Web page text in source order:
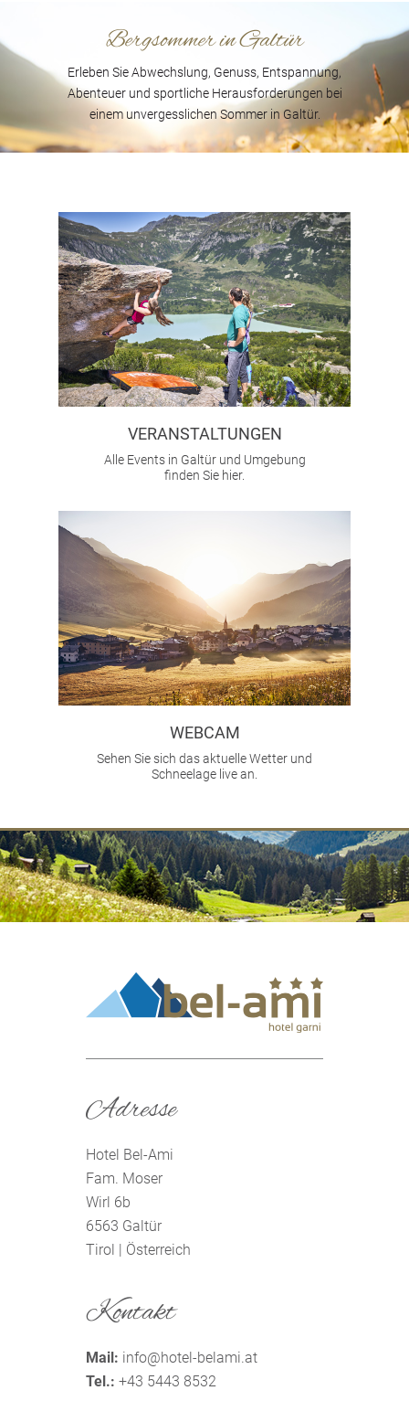
Bergsommer in Galtür
Erleben Sie Abwechslung, Genuss, Entspannung,
Abenteuer und sportliche Herausforderungen bei
einem unvergesslichen Sommer in Galtür.
VERANSTALTUNGEN
Alle Events in Galtür und Umgebung
finden Sie hier.
WEBCAM
Sehen Sie sich das aktuelle Wetter und
Schneelage live an.
Adresse
Hotel Bel-Ami
Fam. Moser
Wirl 6b
6563 Galtür
Tirol | Österreich
Kontakt
Mail: info@hotel-belami.at
Tel.: +43 5443 8532
Skipasspreise
Sommer in Galtür
Sommerpreise
Service
Bildergalerie
Wetter
Livecam
Download
Datenschutz
Impressum
Sitemap